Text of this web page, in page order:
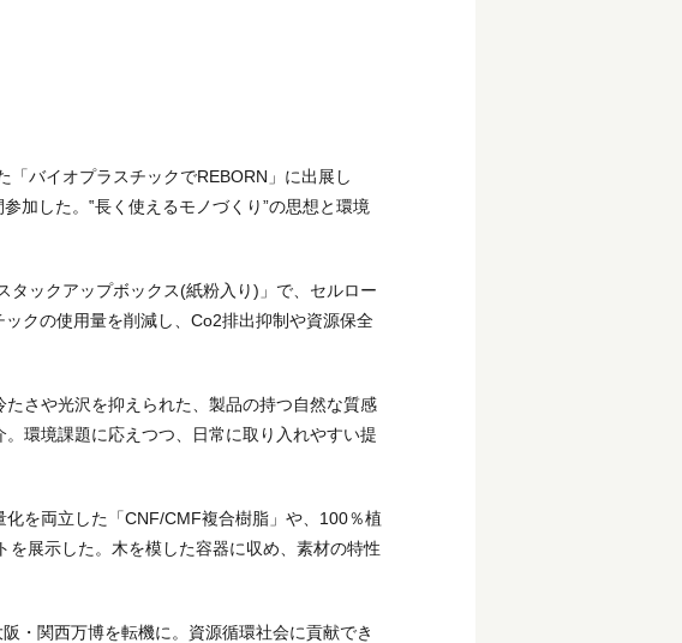
バイオプラスチックでREBORN」に出展し
加した。‟長く使えるモノづくり”の思想と環境
ックアップボックス(紙粉入り)」で、セルロー
クの使用量を削減し、Co2排出抑制や資源保全
さや光沢を抑えられた、製品の持つ自然な質感
環境課題に応えつつ、日常に取り入れやすい提
を両立した「CNF/CMF複合樹脂」や、100％植
展示した。木を模した容器に収め、素材の特性
・関西万博を転機に。資源循環社会に貢献でき